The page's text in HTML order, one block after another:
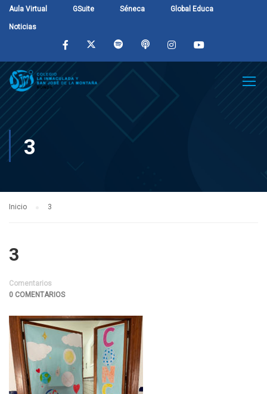
Aula Virtual GSuite Séneca Global Educa
Noticias
3
Inicio 3
3
Comentarios
0 COMENTARIOS